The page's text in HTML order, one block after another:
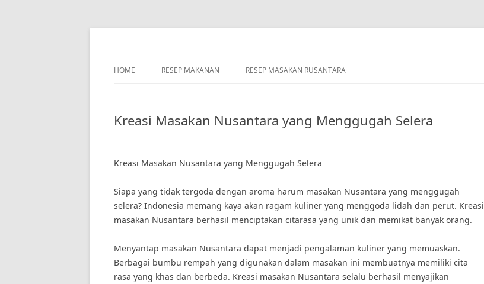
Skip
HOME RESEP MAKANAN RESEP MASAKAN RUSANTARA
Kreasi Masakan Nusantara yang Menggugah Selera
Kreasi Masakan Nusantara yang Menggugah Selera
Siapa yang tidak tergoda dengan aroma harum masakan Nusantara yang menggugah
selera? Indonesia memang kaya akan ragam kuliner yang menggoda lidah dan perut. Kreasi
masakan Nusantara berhasil menciptakan citarasa yang unik dan memikat banyak orang.
Menyantap masakan Nusantara dapat menjadi pengalaman kuliner yang memuaskan.
Berbagai bumbu rempah yang digunakan dalam masakan ini membuatnya memiliki cita
rasa yang khas dan berbeda. Kreasi masakan Nusantara selalu berhasil menyajikan